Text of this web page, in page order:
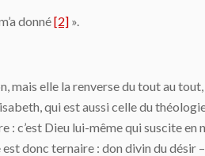
donné[2] ».
mais elle la renverse du tout au
qui est aussi celle du
c’est Dieu lui-même qui suscite
donc ternaire : don divin du désir